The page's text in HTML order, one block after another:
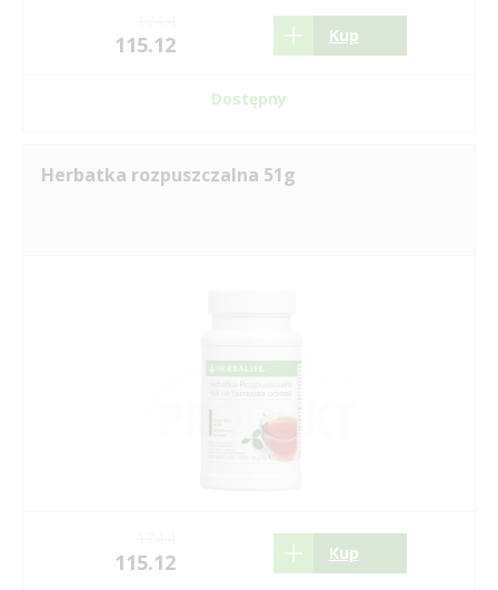
115.12 Kup
Dostępny
Herbatka rozpuszczalna 51g
115.12 Kup